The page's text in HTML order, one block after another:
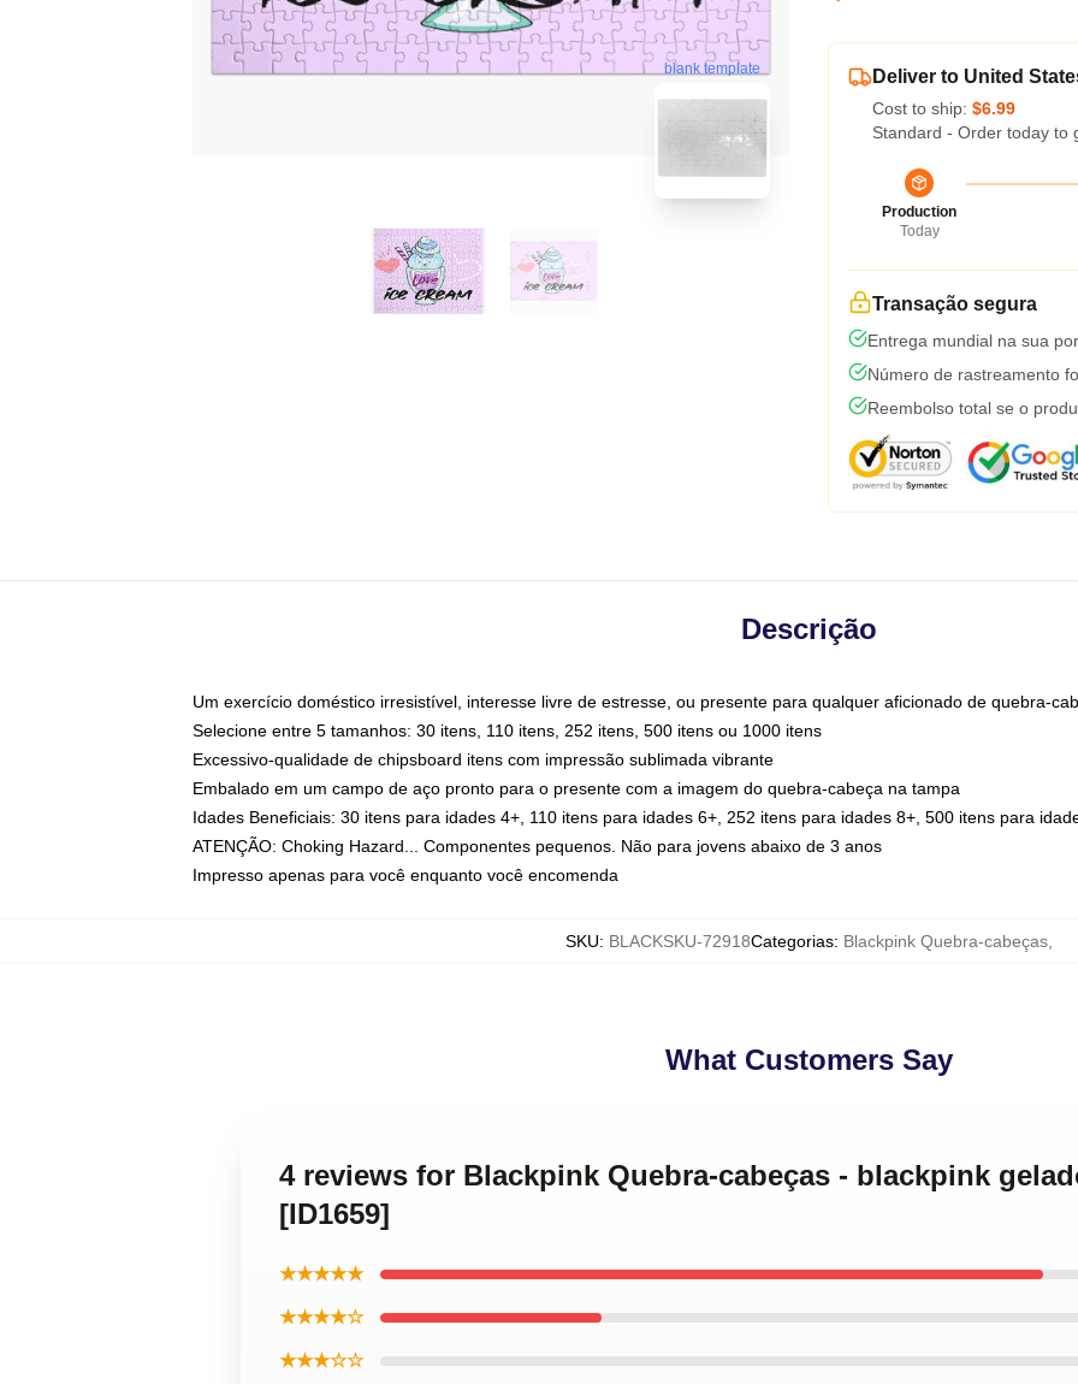
blank template Deliver to United
Cost to ship: $6.99
Standard - Order today to
Production
Today
Transação segura
Entrega mundial na sua
Número de rastreamento
Reembolso total se o
Descrição
Um exercício doméstico irresistível, interesse livre de estresse, ou presente para qualquer aficionado de quebra-
Selecione entre 5 tamanhos: 30 itens, 110 itens, 252 itens, 500 itens ou 1000 itens
Excessivo-qualidade de chipsboard itens com impressão sublimada vibrante
Embalado em um campo de aço pronto para o presente com a imagem do quebra-cabeça na tampa
Idades Beneficiais: 30 itens para idades 4+, 110 itens para idades 6+, 252 itens para idades 8+, 500 itens para
ATENÇÃO: Choking Hazard... Componentes pequenos. Não para jovens abaixo de 3 anos
Impresso apenas para você enquanto você encomenda
SKU: BLACKSKU-72918Categorias: Blackpink Quebra-cabeças,
What Customers Say
4 reviews for Blackpink Quebra-cabeças - blackpink
[ID1659]
★★★★★
★★★★☆
★★★☆☆